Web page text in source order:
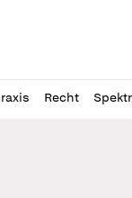
Recht